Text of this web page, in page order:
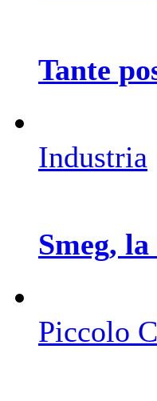
Tante
Industria
Smeg,
Piccolo